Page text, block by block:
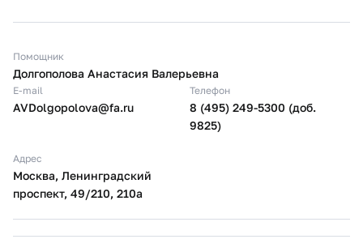
Помощник
Долгополова Анастасия Валерьевна
E-mail
AVDolgopolova@fa.ru
Телефон
8 (495) 249-5300 (доб.
9825)
Адрес
Москва, Ленинградский
проспект, 49/210, 210а